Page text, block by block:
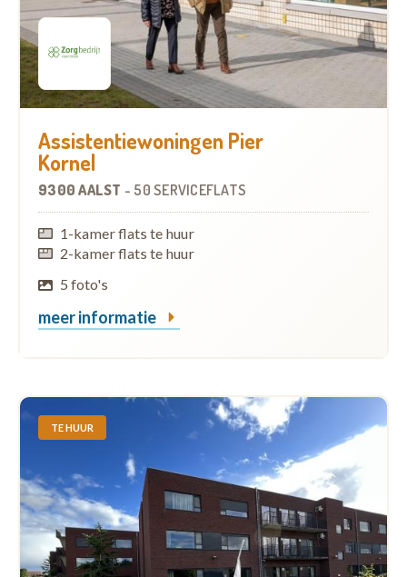
Assistentiewoningen Pier
Kornel
9300 AALST - 50 SERVICEFLATS
1-kamer flats te huur
2-kamer flats te huur
5 foto's
meer informatie
TE HUUR